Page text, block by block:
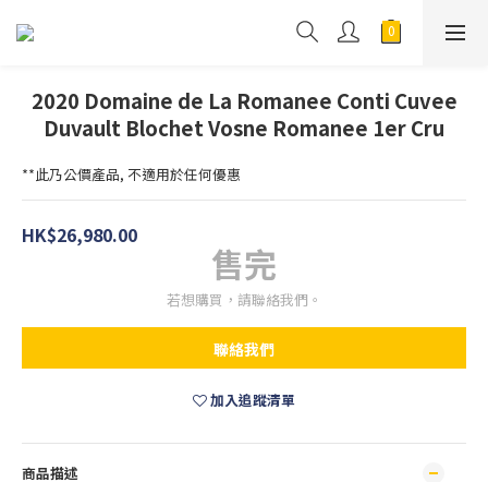
2020 Domaine de La Romanee Conti Cuvee
Duvault Blochet Vosne Romanee 1er Cru
**此乃公價產品, 不適用於任何優惠
HK$26,980.00
售完
若想購買，請聯絡我們。
聯絡我們
加入追蹤清單
商品描述